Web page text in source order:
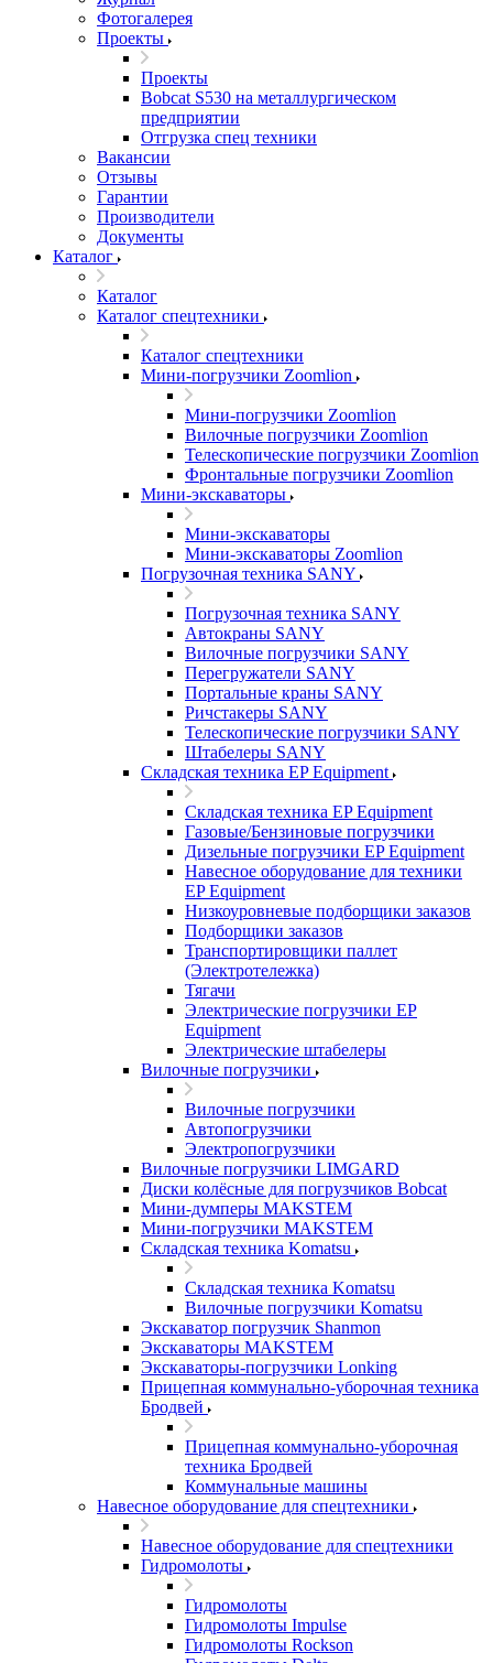
Фотогалерея
Проекты
Проекты
Bobcat S530 на металлургическом
предприятии
Отгрузка спец техники
Вакансии
Отзывы
Гарантии
Производители
Документы
Каталог
Каталог
Каталог спецтехники
Каталог спецтехники
Мини-погрузчики Zoomlion
Мини-погрузчики Zoomlion
Вилочные погрузчики Zoomlion
Телескопические погрузчики Zoomlion
Фронтальные погрузчики Zoomlion
Мини-экскаваторы
Мини-экскаваторы
Мини-экскаваторы Zoomlion
Погрузочная техника SANY
Погрузочная техника SANY
Автокраны SANY
Вилочные погрузчики SANY
Перегружатели SANY
Портальные краны SANY
Ричстакеры SANY
Телескопические погрузчики SANY
Штабелеры SANY
Складская техника EP Equipment
Складская техника EP Equipment
Газовые/Бензиновые погрузчики
Дизельные погрузчики EP Equipment
Навесное оборудование для техники
EP Equipment
Низкоуровневые подборщики заказов
Подборщики заказов
Транспортировщики паллет
(Электротележка)
Тягачи
Электрические погрузчики EP
Equipment
Электрические штабелеры
Вилочные погрузчики
Вилочные погрузчики
Автопогрузчики
Электропогрузчики
Вилочные погрузчики LIMGARD
Диски колёсные для погрузчиков Bobcat
Мини-думперы MAKSTEM
Мини-погрузчики MAKSTEM
Складская техника Komatsu
Складская техника Komatsu
Вилочные погрузчики Komatsu
Экскаватор погрузчик Shanmon
Экскаваторы MAKSTEM
Экскаваторы-погрузчики Lonking
Прицепная коммунально-уборочная техника
Бродвей
Прицепная коммунально-уборочная
техника Бродвей
Коммунальные машины
Навесное оборудование для спецтехники
Навесное оборудование для спецтехники
Гидромолоты
Гидромолоты
Гидромолоты Impulse
Гидромолоты Rockson